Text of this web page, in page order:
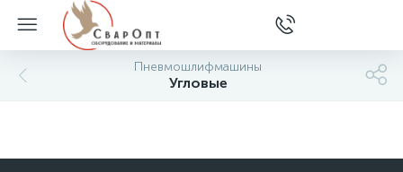
Пневмошлифмашины
Угловые